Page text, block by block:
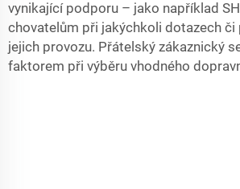
vynikající podporu – jako například
chovatelům při jakýchkoli dotazech či
jejich provozu. Přátelský zákaznický
faktorem při výběru vhodného